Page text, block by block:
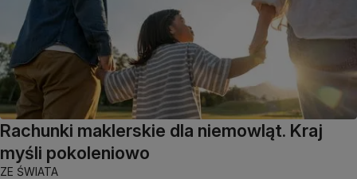
Rachunki maklerskie dla niemowląt. Kraj
myśli pokoleniowo
ZE ŚWIATA